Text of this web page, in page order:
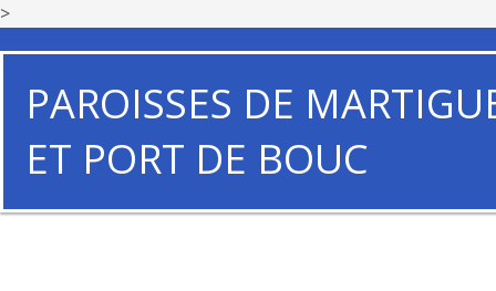
>
PAROISSES DE
ET PORT DE BOUC